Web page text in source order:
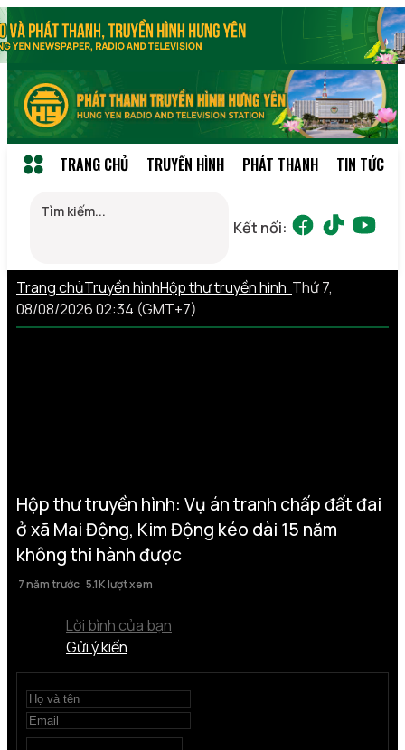
TRANG CHỦ TRUYỀN HÌNH PHÁT THANH TIN TỨC
Kết nối:
Trang chủTruyền hìnhHộp thư truyền hình Thứ 7,
08/08/2026 02:34 (GMT+7)
Hộp thư truyền hình: Vụ án tranh chấp đất đai
ở xã Mai Động, Kim Động kéo dài 15 năm
không thi hành được
7 năm trước 5.1K lượt xem
Lời bình của bạn
Gửi ý kiến